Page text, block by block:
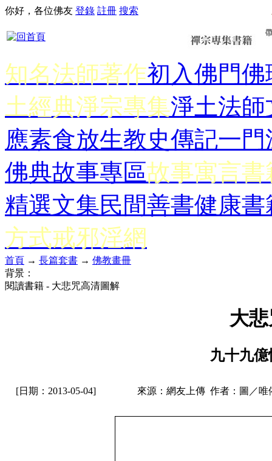
你好，各位佛友 登錄 註冊 搜索
知名法師著作初入佛門佛
土經典淨宗專集淨土法師
應素食放生教史傳記一門
佛典故事專區故事寓言書
精選文集民間善書健康書
方式戒邪淫網
首頁 → 長篇套書 → 佛教畫冊
背景：
閱讀書籍 - 大悲咒高清圖解
大
九十九
[日期：2013-05-04] 來源：網友上傳 作者：圖／